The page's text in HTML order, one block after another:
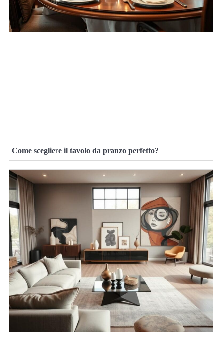
Come scegliere il tavolo da pranzo perfetto?